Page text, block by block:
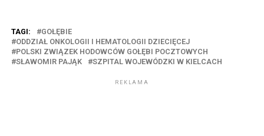
TAGI:
GOŁĘBIE
ODDZIAŁ ONKOLOGII I HEMATOLOGII DZIECIĘCEJ
POLSKI ZWIĄZEK HODOWCÓW GOŁĘBI POCZTOWYCH
SŁAWOMIR PAJĄK
SZPITAL WOJEWÓDZKI W KIELCACH
REKLAMA